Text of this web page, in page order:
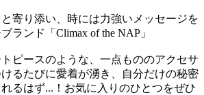
寄り添い、時には力強いメッセージを
ランド「Climax of the NAP」
ピースのような、一点もののアクセサ
るたびに愛着が湧き、自分だけの秘密
るはず...！お気に入りのひとつをぜひ